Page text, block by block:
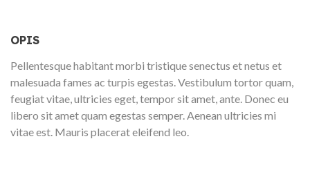
OPIS
Pellentesque habitant morbi tristique senectus et netus et
malesuada fames ac turpis egestas. Vestibulum tortor quam,
feugiat vitae, ultricies eget, tempor sit amet, ante. Donec eu
libero sit amet quam egestas semper. Aenean ultricies mi
vitae est. Mauris placerat eleifend leo.